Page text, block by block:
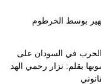
بوسط الخرطوم
الحرب في السودان على
بقلم: نزار رحمي الهد